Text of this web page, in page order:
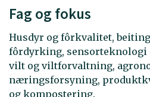
Fag og fokus
Husdyr og fôrkvalitet,
fôrdyrking, sensorteknologi
vilt og viltforvaltning,
næringsforsyning,
og kompostering.